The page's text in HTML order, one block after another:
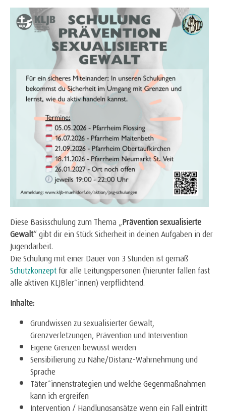
Diese Basisschulung zum Thema „Prävention sexualisierte
Gewalt“ gibt dir ein Stück Sicherheit in deinen Aufgaben in der
Jugendarbeit.
Die Schulung mit einer Dauer von 3 Stunden ist gemäß
Schutzkonzeptfür alle Leitungspersonen (hierunter fallen fast
alle aktiven KLJBler*innen) verpflichtend.
Inhalte:
Grundwissen zu sexualisierter Gewalt,
Grenzverletzungen, Prävention und Intervention
Eigene Grenzen bewusst werden
Sensibilierung zu Nähe/Distanz-Wahrnehmung und
Sprache
Täter*innenstrategien und welche Gegenmaßnahmen
kann ich ergreifen
Intervention / Handlungsansätze wenn ein Fall eintritt